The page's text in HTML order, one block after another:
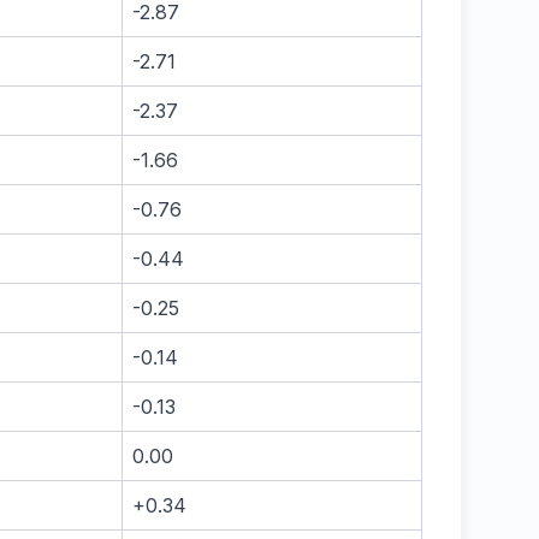
-2.87
-2.71
-2.37
-1.66
-0.76
-0.44
-0.25
-0.14
-0.13
0.00
+0.34